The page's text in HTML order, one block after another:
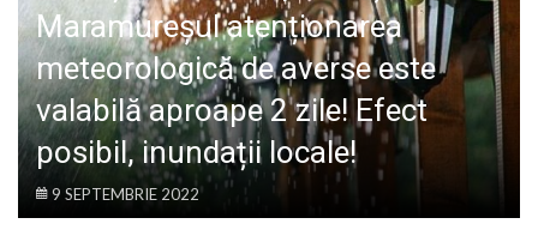
LIFE
Maramureșul atenționarea
meteorologică de averse este
valabilă aproape 2 zile! Efect
posibil, inundații locale!
9 SEPTEMBRIE 2022